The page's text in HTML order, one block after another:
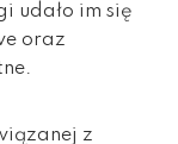
udało im się
oraz
z